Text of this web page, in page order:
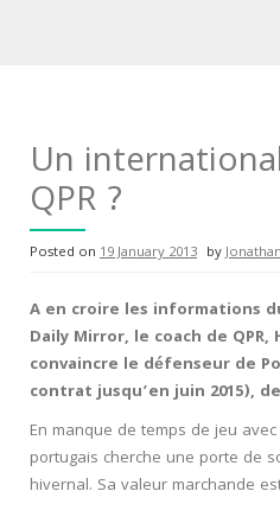
Un
QPR ?
Posted on 19 January 2013 by
A en croire les informations
Daily Mirror, le coach de
convaincre le défenseur de
contrat jusqu’en juin 2015),
En manque de temps de jeu
portugais cherche une porte de
hivernal. Sa valeur marchande